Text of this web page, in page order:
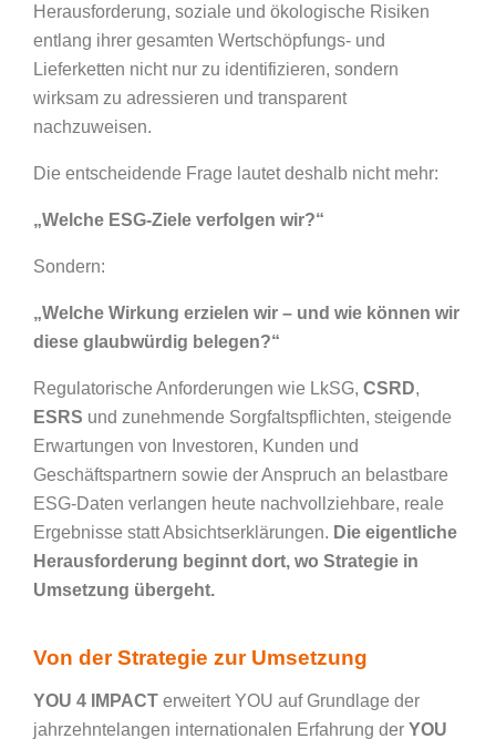
Herausforderung, soziale und ökologische Risiken
entlang ihrer gesamten Wertschöpfungs- und
Lieferketten nicht nur zu identifizieren, sondern
wirksam zu adressieren und transparent
nachzuweisen.
Die entscheidende Frage lautet deshalb nicht mehr:
„Welche ESG-Ziele verfolgen wir?“
Sondern:
„Welche Wirkung erzielen wir – und wie können wir
diese glaubwürdig belegen?“
Regulatorische Anforderungen wie LkSG, CSRD,
ESRS und zunehmende Sorgfaltspflichten, steigende
Erwartungen von Investoren, Kunden und
Geschäftspartnern sowie der Anspruch an belastbare
ESG-Daten verlangen heute nachvollziehbare, reale
Ergebnisse statt Absichtserklärungen. Die eigentliche
Herausforderung beginnt dort, wo Strategie in
Umsetzung übergeht.
Von der Strategie zur Umsetzung
YOU 4 IMPACT erweitert YOU auf Grundlage der
jahrzehntelangen internationalen Erfahrung der YOU